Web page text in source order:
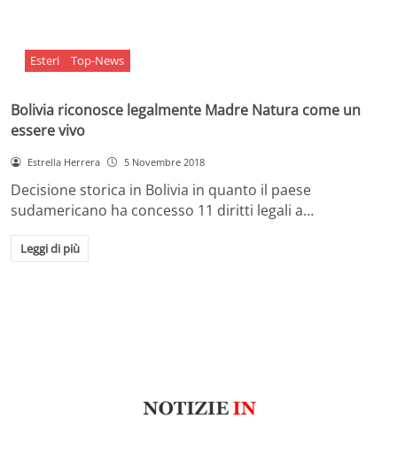
Esteri Top-News
Bolivia riconosce legalmente Madre Natura come un
essere vivo
Estrella Herrera 5 Novembre 2018
Decisione storica in Bolivia in quanto il paese
sudamericano ha concesso 11 diritti legali a…
Leggi di più